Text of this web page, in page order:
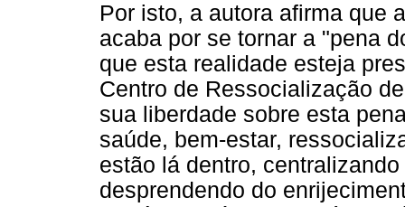
Por isto, a autora afirma que
acaba por se tornar a "pena
que esta realidade esteja
Centro de Ressocialização
sua liberdade sobre esta
saúde, bem-estar,
estão lá dentro,
desprendendo do